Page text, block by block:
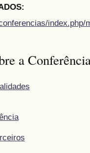
index.php/
a